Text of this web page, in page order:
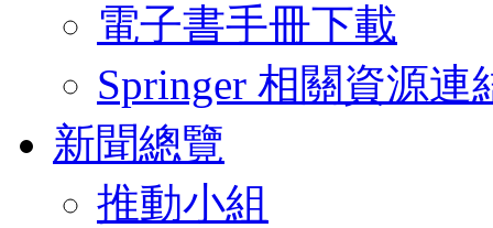
電子書手冊下載
Springer 相關資源連
新聞總覽
推動小組